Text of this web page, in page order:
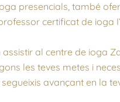
presencials, també
certificat de ioga
al centre de ioga
les teves metes i
avançant en la